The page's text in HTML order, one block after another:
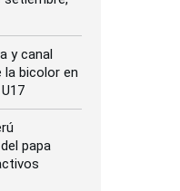
y canal
la bicolor en
papa